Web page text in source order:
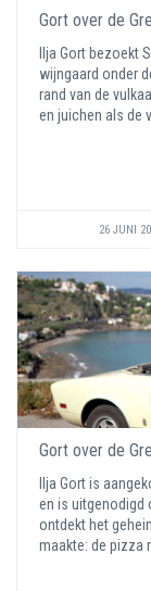
Gort over de
Ilja Gort bezoekt
wijngaard onder
rand van de
en juichen als de
26 JUNI
Gort over de
Ilja Gort is
en is uitgenodigd
ontdekt het
maakte: de pizza